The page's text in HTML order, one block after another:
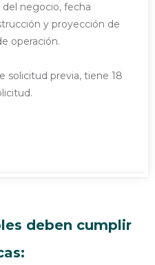
negocio, fecha
y proyección de
operación.
solicitud previa, tiene 18
deben cumplir